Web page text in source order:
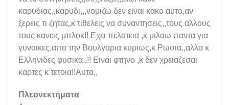
καρυδιας,,καρυδι,,,νομιζω δεν ειναι κακο αυτο,αν
ξερεις τι ζητας,κ τιθελεις να συναντησεις,,τους αλλους
τους κανεις μπλοκ!! Εχει πελατεια ,κ μιλαω παντα για
γυναικες,απο την Βουλγαρια κυριως,κ Ρωσια,,αλλα κ
Ελληνιδες φυσικα..!! Ειναι φτηνο ,κ δεν χρειαζεσαι
καρτες κ τετοια!!Αυτα,,
Πλεονεκτήματα